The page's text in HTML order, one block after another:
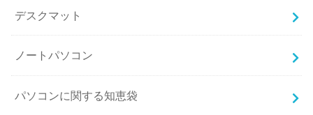
デスクマット
ノートパソコン
パソコンに関する知恵袋